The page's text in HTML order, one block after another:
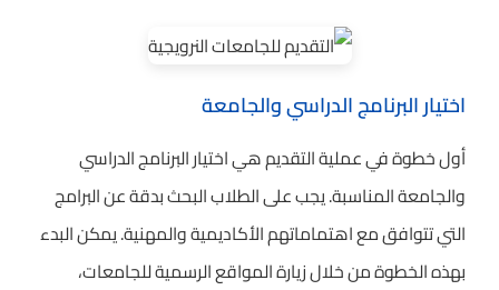
اختيار البرنامج الدراسي والجامعة
أول خطوة في عملية التقديم هي اختيار البرنامج الدراسي
والجامعة المناسبة. يجب على الطلاب البحث بدقة عن البرامج
التي تتوافق مع اهتماماتهم الأكاديمية والمهنية. يمكن البدء
بهذه الخطوة من خلال زيارة المواقع الرسمية للجامعات،